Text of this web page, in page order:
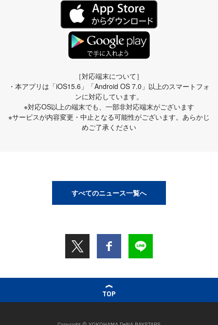
［対応端末について］
・本アプリは「iOS15.6」「Android OS 7.0」以上のスマートフォ
ンに対応しています。
※対応OS以上の端末でも、一部非対応端末がございます
※サービスが内容変更・中止となる可能性がございます。あらかじ
めご了承ください
すべてのニュース一覧へ
TOP